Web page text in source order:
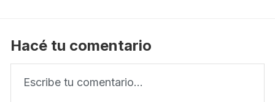
Hacé tu comentario